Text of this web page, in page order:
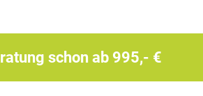
schon ab 995,- €